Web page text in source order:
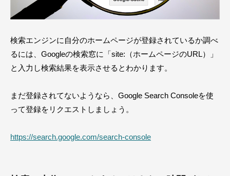
検索エンジンに自分のホームページが登録されているか調べ
るには、Googleの検索窓に「site:（ホームページのURL）」
と入力し検索結果を表示させるとわかります。
まだ登録されてないようなら、Google Search Consoleを使
って登録をリクエストしましょう。
https://search.google.com/search-console